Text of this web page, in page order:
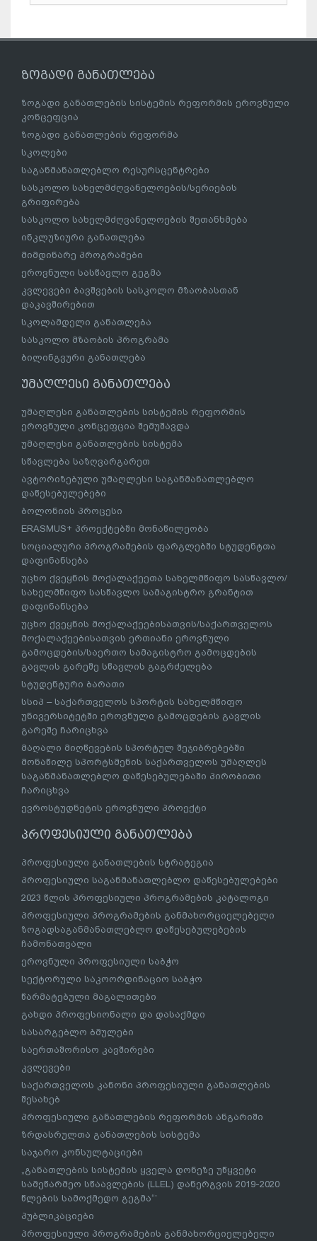
ზოგადი განათლება
ზოგადი განათლების სისტემის რეფორმის ეროვნული
კონცეფცია
ზოგადი განათლების რეფორმა
სკოლები
საგანმანათლებლო რესურსცენტრები
სასკოლო სახელმძღვანელოების/სერიების
გრიფირება
სასკოლო სახელმძღვანელოების შეთანხმება
ინკლუზიური განათლება
მიმდინარე პროგრამები
ეროვნული სასწავლო გეგმა
კვლევები ბავშვების სასკოლო მზაობასთან
დაკავშირებით
სკოლამდელი განათლება
სასკოლო მზაობის პროგრამა
ბილინგვური განათლება
უმაღლესი განათლება
უმაღლესი განათლების სისტემის რეფორმის
ეროვნული კონცეფცია შემუშავდა
უმაღლესი განათლების სისტემა
სწავლება საზღვარგარეთ
ავტორიზებული უმაღლესი საგანმანათლებლო
დაწესებულებები
ბოლონიის პროცესი
ERASMUS+ პროექტებში მონაწილეობა
სოციალური პროგრამების ფარგლებში სტუდენტთა
დაფინანსება
უცხო ქვეყნის მოქალაქეეთა სახელმწიფო სასწავლო/
სახელმწიფო სასწავლო სამაგისტრო გრანტით
დაფინანსება
უცხო ქვეყნის მოქალაქეებისათვის/საქართველოს
მოქალაქეებისათვის ერთიანი ეროვნული
გამოცდების/საერთო სამაგისტრო გამოცდების
გავლის გარეშე სწავლის გაგრძელება
სტუდენტური ბარათი
სსიპ – საქართველოს სპორტის სახელმწიფო
უნივერსიტეტში ეროვნული გამოცდების გავლის
გარეშე ჩარიცხვა
მაღალი მიღწევების სპორტულ შეჯიბრებებში
მონაწილე სპორტსმენის საქართველოს უმაღლეს
საგანმანათლებლო დაწესებულებაში პირობითი
ჩარიცხვა
ევროსტუდნეტის ეროვნული პროექტი
პროფესიული განათლება
პროფესიული განათლების სტრატეგია
პროფესიული საგანმანათლებლო დაწესებულებები
2023 წლის პროფესიული პროგრამების კატალოგი
პროფესიული პროგრამების განმახორციელებელი
ზოგადსაგანმანათლებლო დაწესებულებების
ჩამონათვალი
ეროვნული პროფესიული საბჭო
სექტორული საკოორდინაციო საბჭო
წარმატებული მაგალითები
გახდი პროფესიონალი და დასაქმდი
სასარგებლო ბმულები
საერთაშორისო კავშირები
კვლევები
საქართველოს კანონი პროფესიული განათლების
შესახებ
პროფესიული განათლების რეფორმის ანგარიში
ზრდასრულთა განათლების სისტემა
საჯარო კონსულტაციები
„განათლების სისტემის ყველა დონეზე უწყვეტი
სამეწარმეო სწაავლების (LLEL) დანერგვის 2019-2020
წლების სამოქმედო გეგმა“’
პუბლიკაციები
პროფესიული პროგრამების განმახორციელებელი